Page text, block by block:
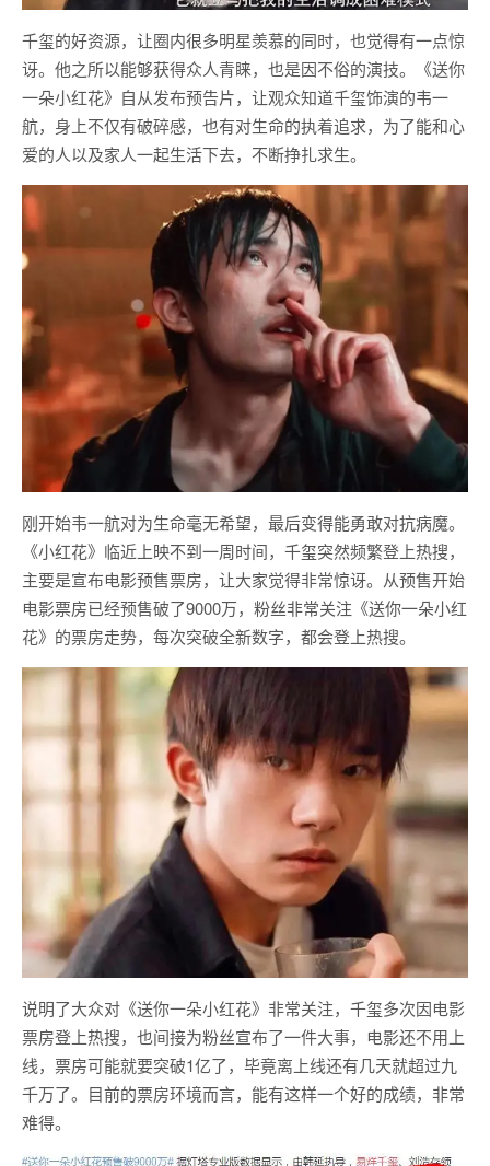
千玺的好资源，让圈内很多明星羡慕的同时，也觉得有一点惊
讶。他之所以能够获得众人青睐，也是因不俗的演技。《送你
一朵小红花》自从发布预告片，让观众知道千玺饰演的韦一
航，身上不仅有破碎感，也有对生命的执着追求，为了能和心
爱的人以及家人一起生活下去，不断挣扎求生。
刚开始韦一航对为生命毫无希望，最后变得能勇敢对抗病魔。
《小红花》临近上映不到一周时间，千玺突然频繁登上热搜，
主要是宣布电影预售票房，让大家觉得非常惊讶。从预售开始
电影票房已经预售破了9000万，粉丝非常关注《送你一朵小红
花》的票房走势，每次突破全新数字，都会登上热搜。
说明了大众对《送你一朵小红花》非常关注，千玺多次因电影
票房登上热搜，也间接为粉丝宣布了一件大事，电影还不用上
线，票房可能就要突破1亿了，毕竟离上线还有几天就超过九
千万了。目前的票房环境而言，能有这样一个好的成绩，非常
难得。